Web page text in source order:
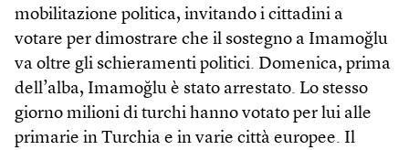
mobilitazione politica, invitando i cittadini a
votare per dimostrare che il sostegno a Imamoğlu
va oltre gli schieramenti politici. Domenica, prima
dell’alba, Imamoğlu è stato arrestato. Lo stesso
giorno milioni di turchi hanno votato per lui alle
primarie in Turchia e in varie città europee. Il